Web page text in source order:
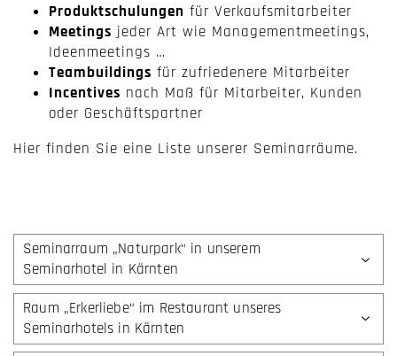
Produktschulungen für Verkaufsmitarbeiter
Meetings jeder Art wie Managementmeetings,
Ideenmeetings …
Teambuildings für zufriedenere Mitarbeiter
Incentives nach Maß für Mitarbeiter, Kunden
oder Geschäftspartner
Hier finden Sie eine Liste unserer Seminarräume.
Seminarraum „Naturpark“ in unserem
Seminarhotel in Kärnten
Raum „Erkerliebe“ im Restaurant unseres
Seminarhotels in Kärnten